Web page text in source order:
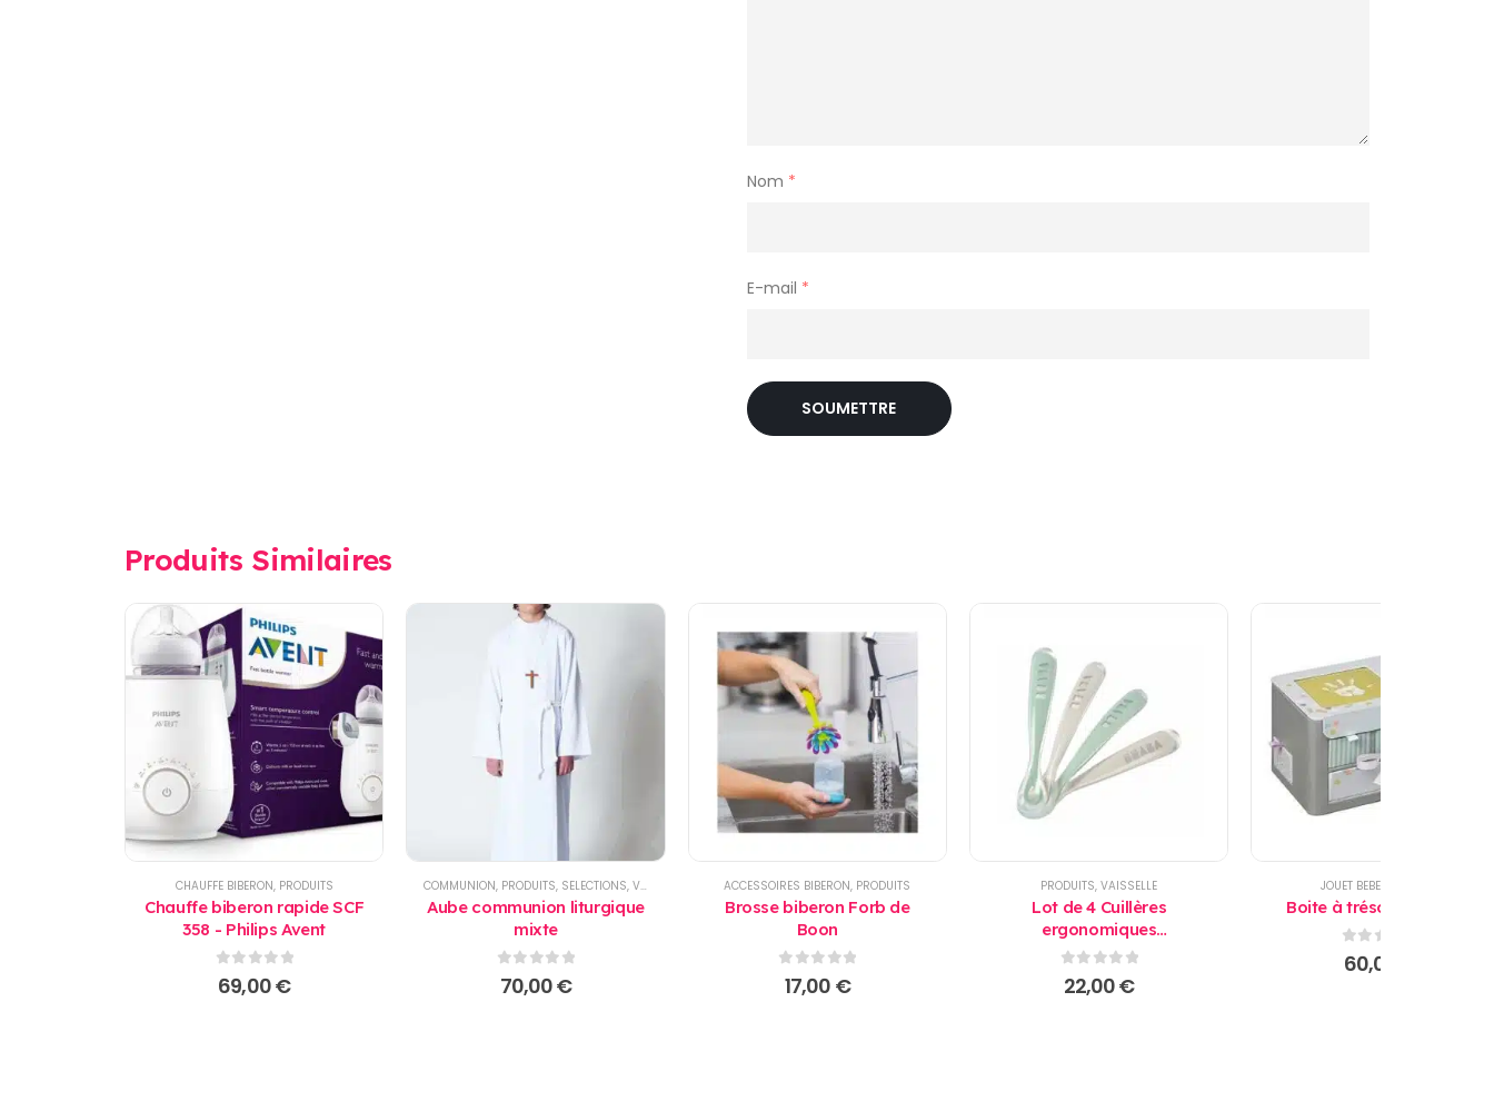
Nom *
E-mail *
Produits Similaires
CHAUFFE BIBERON, PRODUITS
Chauffe biberon rapide SCF
358 - Philips Avent
0sur 5
69,00€
COMMUNION, PRODUITS, SELECTIONS,VÊTEMENT ENFANTS
Aube communion liturgique
mixte
0sur 5
70,00€
ACCESSOIRES BIBERON, PRODUITS
Brosse biberon Forb de
Boon
0sur 5
17,00 €
PRODUITS,VAISSELLE
Lot de 4 Cuillères
ergonomiques
d’apprentissage 2ème âge
Béaba
0sur 5
22,00€
JOUET BEBE,
Boite à trésors Baby Art
0sur 5
60,00